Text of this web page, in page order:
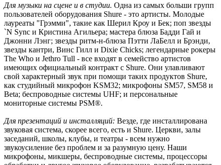
Для музыки на сцене и в студии. Одна из самых больши групп
пользователей оборудования Shure - это артисты. Молодые
лауреаты "Грэмми", такие как Шерил Кроу и Бек; поп звезды
`N Sync и Кристина Агильера; мастера блюза Бадди Гай и
Джонни Лэнг; звезды ритм-н-блюза Пэтти ЛаБелл и Брэнди,
звезды кантри, Винс Гилл и Dixie Chicks; легендарные рокеры
The Who и Jethro Tull - все входят в семейство артистов
имеющих официальный контракт с Shure. Они улавливают
свой характерный звук при помощи таких продуктов Shure,
как студийный микрофон KSM32; микрофоны SM57, SM58 и
Beta; беспроводные системы UHF; и персональные
мониторные системы PSM®.
Для презентаций и инсталляций: Везде, где инсталлирована
звуковая система, скорее всего, есть и Shure. Церкви, залы
заседаний, школы, клубы, и театры - всем нужно
звукоусиление без проблем и за разумную цену. Наши
микрофоны, микшеры, беспроводные системы, процессоры